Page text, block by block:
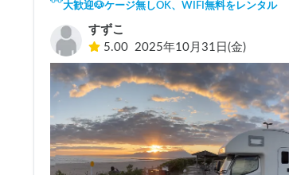
大歓迎🐶ケージ無しOK、WIFI無料をレンタル
すずこ
5.00 2025年10月31日(金)